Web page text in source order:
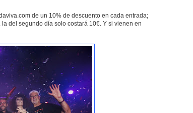
de un 10% de descuento en cada entrada;
del segundo día solo costará 10€. Y si vienen en